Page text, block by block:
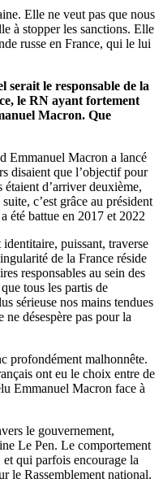
Elle ne veut pas que nous
à stopper les sanctions. Elle
russe en France, qui le lui
serait le responsable de la
le RN ayant fortement
Macron. Que
Emmanuel Macron a lancé
disaient que l’objectif pour
étaient d’arriver deuxième,
c’est grâce au président
été battue en 2017 et 2022
puissant, traverse
de la France réside
responsables au sein des
tous les partis de
sérieuse nos mains tendues
ne désespère pas pour la
profondément malhonnête.
ont eu le choix entre de
Emmanuel Macron face à
le gouvernement,
Le Pen. Le comportement
qui parfois encourage la
le Rassemblement national.